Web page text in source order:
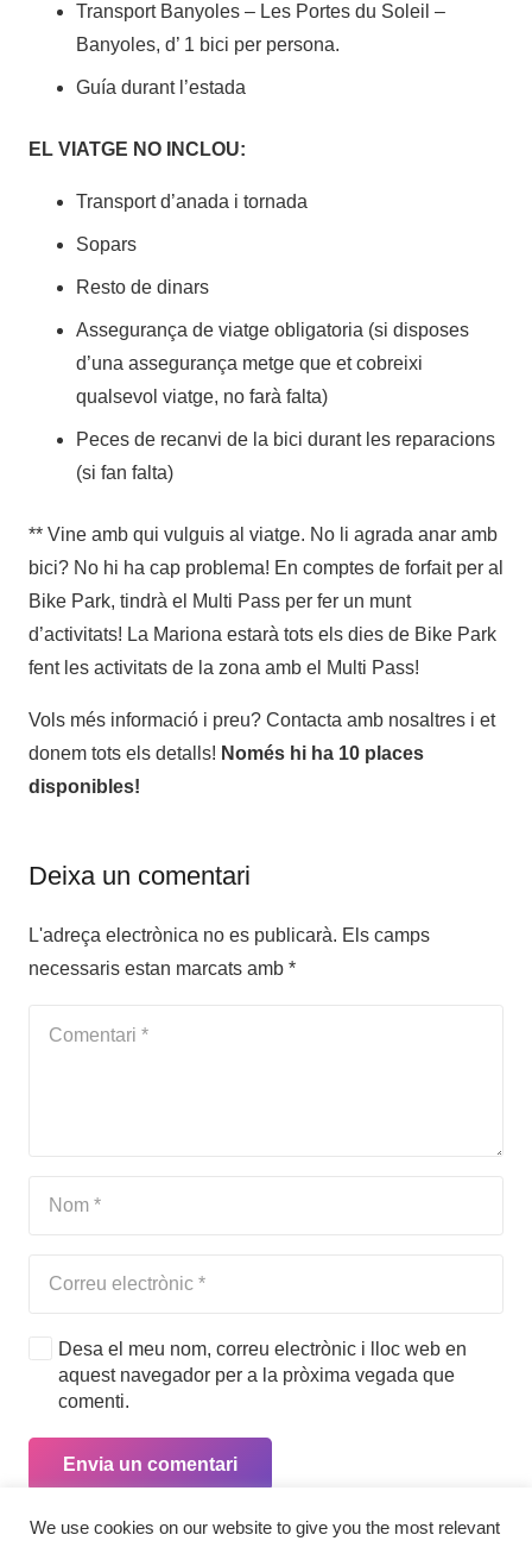
Transport Banyoles – Les Portes du Soleil –
Banyoles, d’ 1 bici per persona.
Guía durant l’estada
EL VIATGE NO INCLOU:
Transport d’anada i tornada
Sopars
Resto de dinars
Assegurança de viatge obligatoria (si disposes
d’una assegurança metge que et cobreixi
qualsevol viatge, no farà falta)
Peces de recanvi de la bici durant les reparacions
(si fan falta)
** Vine amb qui vulguis al viatge. No li agrada anar amb
bici? No hi ha cap problema! En comptes de forfait per al
Bike Park, tindrà el Multi Pass per fer un munt
d’activitats! La Mariona estarà tots els dies de Bike Park
fent les activitats de la zona amb el Multi Pass!
Vols més informació i preu? Contacta amb nosaltres i et
donem tots els detalls! Només hi ha 10 places
disponibles!
Deixa un comentari
L'adreça electrònica no es publicarà. Els camps
necessaris estan marcats amb *
Desa el meu nom, correu electrònic i lloc web en
aquest navegador per a la pròxima vegada que
comenti.
Envia un comentari
We use cookies on our website to give you the most relevant